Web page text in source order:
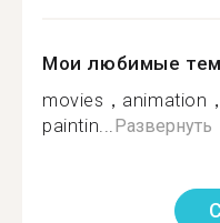
Мои любимые
movies，animation
paintin...Развернуть